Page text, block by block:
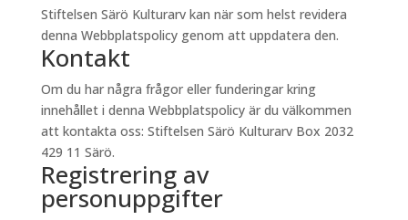
Stiftelsen Särö Kulturarv kan när som helst revidera
denna Webbplatspolicy genom att uppdatera den.
Kontakt
Om du har några frågor eller funderingar kring
innehållet i denna Webbplatspolicy är du välkommen
att kontakta oss: Stiftelsen Särö Kulturarv Box 2032
429 11 Särö.
Registrering av
personuppgifter